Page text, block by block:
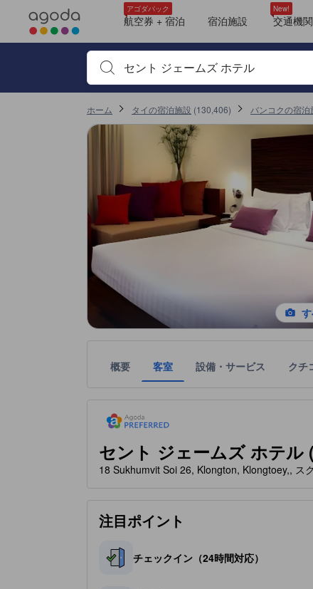
アゴダパック
航空券 + 宿泊 宿泊施設
New!
交通機関
宿泊施設名やキーワードを入力し、矢印キーやタブ
ホーム タイの宿泊施設 (130,406) バンコクの宿泊
概要 客室 設備・サービス クチ
セント ジェームズ ホテル
18 Sukhumvit Soi 26, Klongton, Klongtoey,, ス
注目ポイント
チェックイン（24時間対応）
スーペリアルーム (Superior Room)
ジュニアスイート (Junior Suite)
バリアフリー対応
ワイヤレス インターネット
スーペリアルーム (Superior Room)
ジュニアスイート (Junior Suite)
ジュニアスイート (Junior Suite)
デラックスルーム (Deluxe Room)
デラックスルーム (Deluxe)
DVD/CDプレーヤー
インターネット（LAN）
ジュニアスイート (Junior Suite)
アゴダに掲載されているクチコミは実際に予約をし、宿泊を終えた
施設の状態/清潔さスコア 10点満点中8.2点 バンコクにおける高スコア
施設・設備スコア 10点満点中7.5点 バンコクにおける高スコア
ロケーションスコア 10点満点中8.6点 バンコクにおける高スコア
お部屋の快適さ・クオリティスコア 10点満点中8.2点 バンコクにおける高ス
サービススコア 10点満点中8.4点 バンコクにおける高スコア
コスパスコア 10点満点中8.3点 バンコクにおける高スコア